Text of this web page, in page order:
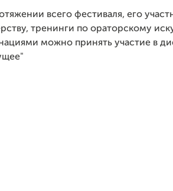
всего фестиваля, его
тренинги по ораторскому
можно принять участие в